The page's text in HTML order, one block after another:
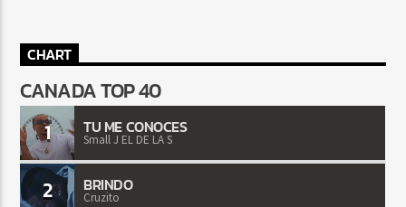
CHART
CANADA TOP 40
1 TU ME CONOCES
Small J EL DE LA S
2 BRINDO
Cruzito